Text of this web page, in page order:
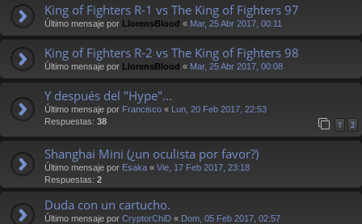
King of Fighters R-1 vs The King of Fighters 97
Último mensaje por LlorensBlood « Mar, 25 Abr 2017, 00:11
King of Fighters R-2 vs The King of Fighters 98
Último mensaje por LlorensBlood « Mar, 25 Abr 2017, 00:08
Y después del "Hype"...
Último mensaje por Francisco « Lun, 20 Feb 2017, 22:53
Respuestas: 38 1 2
Shanghai Mini (¿un oculista por favor?)
Último mensaje por Esaka « Vie, 17 Feb 2017, 23:18
Respuestas: 2
Duda con un cartucho.
Último mensaje por CryptorChiD « Dom, 05 Feb 2017, 02:57